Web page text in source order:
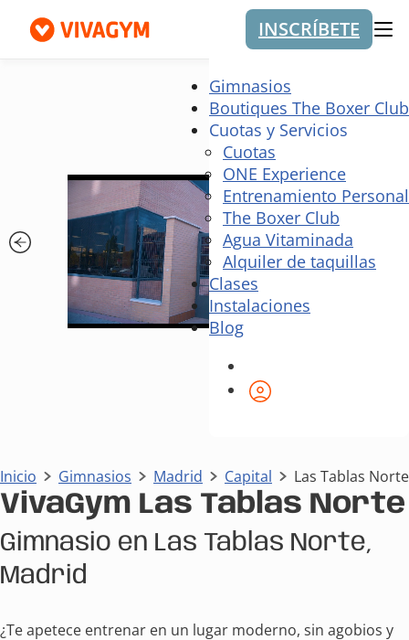
INSCRÍBETE
Gimnasios
Boutiques The Boxer Club
Cuotas y Servicios
Cuotas
ONE Experience
Entrenamiento Personal
The Boxer Club
Agua Vitaminada
Alquiler de taquillas
Clases
Instalaciones
Blog
Inicio Gimnasios Madrid Capital Las Tablas Norte
VivaGym Las Tablas Norte
Gimnasio en Las Tablas Norte,
Madrid
¿Te apetece entrenar en un lugar moderno, sin agobios y